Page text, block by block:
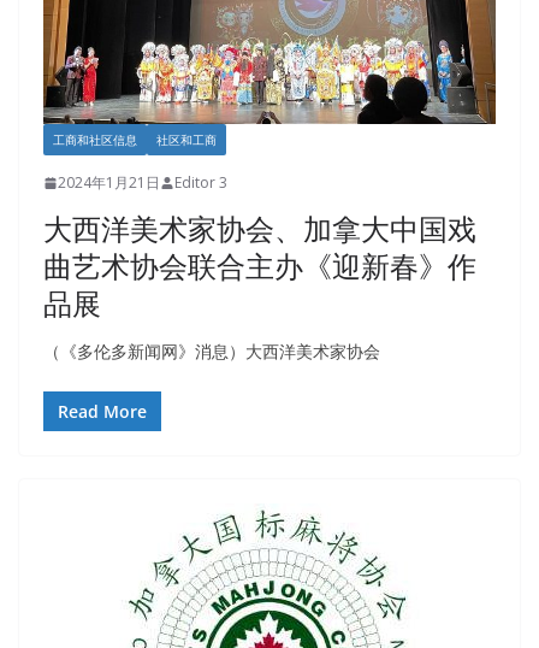
工商和社区信息 社区和工商
2024年1月21日 Editor 3
大西洋美术家协会、加拿大中国戏
曲艺术协会联合主办《迎新春》作
品展
（《多伦多新闻网》消息）大西洋美术家协会
Read More